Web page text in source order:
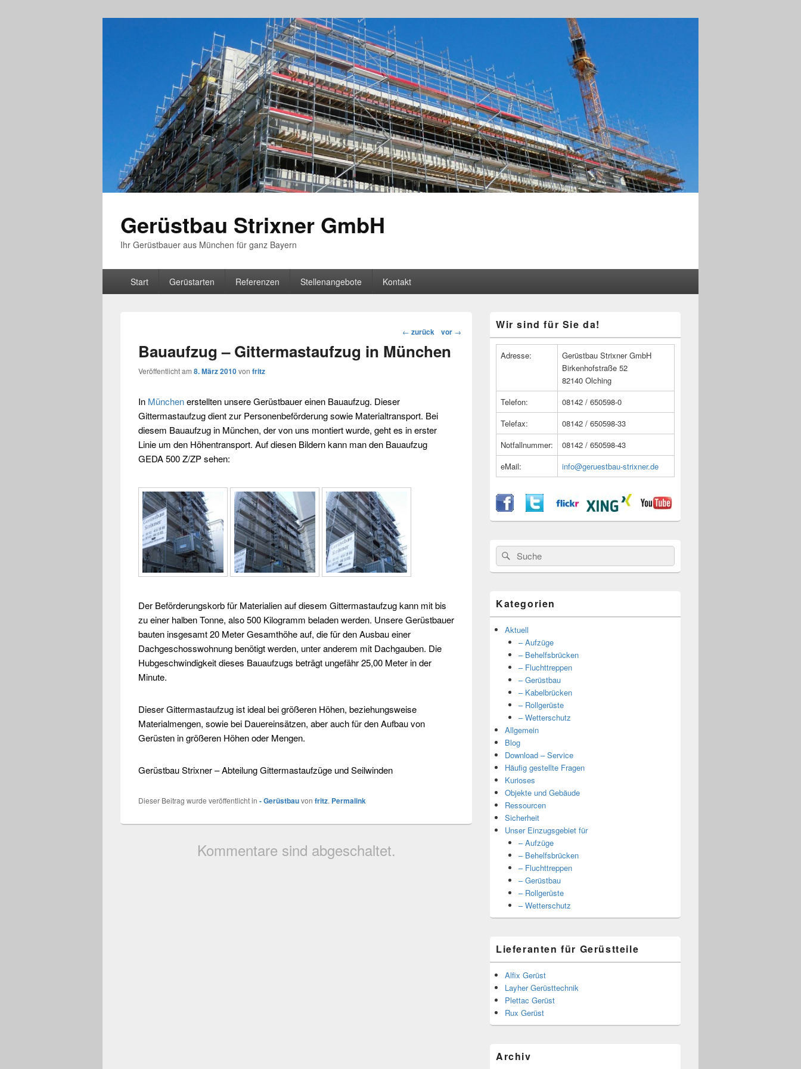
Gerüstbau Strixner GmbH
Ihr Gerüstbauer aus München für ganz Bayern
Start Gerüstarten Referenzen Stellenangebote Kontakt
Beitragsnavigation
← zurück vor →
Bauaufzug – Gittermastaufzug in München
Veröffentlicht am 8. März 2010von fritz
In Münchenerstellten unsereGerüstbauereinen Bauaufzug. Dieser
Gittermastaufzugdient zur Personenbeförderung sowie Materialtransport. Bei
diesem Bauaufzug in München, der von uns montiert wurde, geht es in erster
Linie um den Höhentransport. Auf diesen Bildern kann man den Bauaufzug
GEDA 500 Z/ZPsehen:
Der Beförderungskorb für Materialien auf diesem Gittermastaufzugkann mit bis
zu einer halben Tonne, also 500 Kilogramm beladen werden. UnsereGerüstbauer
bauten insgesamt 20 Meter Gesamthöhe auf, die für den Ausbau einer
Dachgeschosswohnung benötigt werden, unter anderem mit Dachgauben. Die
Hubgeschwindigkeit dieses Bauaufzugs beträgt ungefähr 25,00 Meter in der
Minute.
DieserGittermastaufzugist ideal bei größeren Höhen, beziehungsweise
Materialmengen, sowie bei Dauereinsätzen, aber auch für den Aufbau von
Gerüstenin größeren Höhen oder Mengen.
GerüstbauStrixner – AbteilungGittermastaufzüge undSeilwinden
Dieser Beitrag wurde veröffentlicht in - Gerüstbauvon fritz. Permalink
Kommentare sind abgeschaltet.
Seitenleisten
Widget-
Wir sind für Sie da!
Adresse:
Gerüstbau Strixner GmbH
Birkenhofstraße 52
82140 Olching
Telefon:
08142 / 650598-0
Telefax:
08142 / 650598-33
Notfallnummer:
08142 / 650598-43
eMail:
info@geruestbau-strixner.de
Suche
nach:
Kategorien
Aktuell
– Aufzüge
– Behelfsbrücken
– Fluchttreppen
– Gerüstbau
– Kabelbrücken
– Rollgerüste
– Wetterschutz
Allgemein
Blog
Download – Service
Häufig gestellte Fragen
Kurioses
Objekte und Gebäude
Ressourcen
Sicherheit
Unser Einzugsgebiet für
– Aufzüge
– Behelfsbrücken
– Fluchttreppen
– Gerüstbau
– Rollgerüste
– Wetterschutz
Lieferanten für Gerüstteile
Alfix Gerüst
Layher Gerüsttechnik
Plettac Gerüst
Rux Gerüst
Archiv